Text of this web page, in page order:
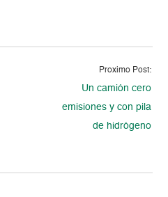
Proximo Post:
Un camión cero
emisiones y con pila
de hidrógeno